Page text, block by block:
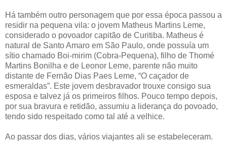
Há também outro personagem que por essa época passou a
residir na pequena vila: o jovem Matheus Martins Leme,
considerado o povoador capitão de Curitiba. Matheus é
natural de Santo Amaro em São Paulo, onde possuía um
sítio chamado Boi-mirim (Cobra-Pequena), filho de Thomé
Martins Bonilha e de Leonor Leme, parente não muito
distante de Fernão Dias Paes Leme, “O caçador de
esmeraldas”. Este jovem desbravador trouxe consigo sua
esposa e talvez já os primeiros filhos. Pouco tempo depois,
por sua bravura e retidão, assumiu a liderança do povoado,
tendo sido respeitado como tal até a velhice.
Ao passar dos dias, vários viajantes ali se estabeleceram.